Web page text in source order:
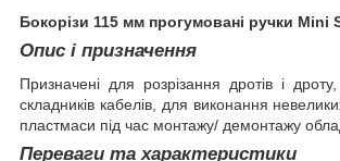
Бокорізи 115 мм прогумовані ручки Mini
Опис і призначення
Призначені для розрізання дротів і
складників кабелів, для виконання
пластмаси під час монтажу/ демонтажу
Переваги та характеристики